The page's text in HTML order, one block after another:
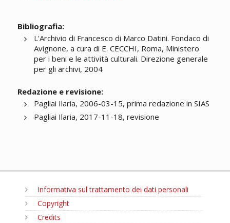
Bibliografia:
L'Archivio di Francesco di Marco Datini. Fondaco di
Avignone, a cura di E. CECCHI, Roma, Ministero
per i beni e le attività culturali. Direzione generale
per gli archivi, 2004
Redazione e revisione:
Pagliai Ilaria, 2006-03-15, prima redazione in SIAS
Pagliai Ilaria, 2017-11-18, revisione
Informativa sul trattamento dei dati personali
Copyright
Credits